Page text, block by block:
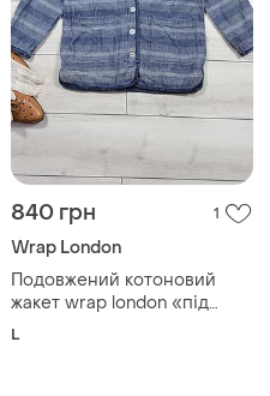
840 грн 1
Wrap London
Подовжений котоновий
жакет wrap london «під
джинс» р.l
L